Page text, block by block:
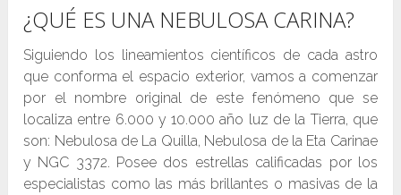
¿QUÉ ES UNA NEBULOSA CARINA?
Siguiendo los lineamientos científicos de cada astro
que conforma el espacio exterior, vamos a comenzar
por el nombre original de este fenómeno que se
localiza entre 6.000 y 10.000 año luz de la Tierra, que
son: Nebulosa de La Quilla, Nebulosa de la Eta Carinae
y NGC 3372. Posee dos estrellas calificadas por los
especialistas como las más brillantes o masivas de la